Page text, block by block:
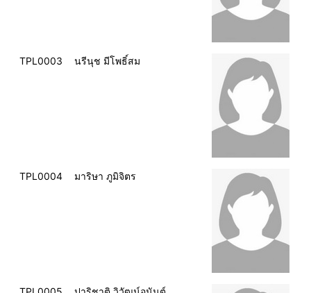
TPL0003 นรีนุช มีโพธิ์สม
TPL0004 มาริษา ภูมิจิตร